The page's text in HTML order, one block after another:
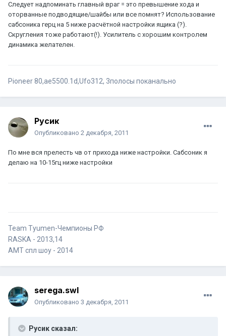
Следует надпоминать главный враг = это превышение хода и
оторванные подводящие/шайбы или все помнят? Использование
сабсоника герц на 5 ниже расчётной настройки ящика (?).
Скругления тоже работают(!). Усилитель с хорошим контролем
динамика желателен.
Pioneer 80,ае5500.1d,Ufo312, 3полосы поканально
Русик
Опубликовано 2 декабря, 2011
По мне вся прелесть чв от прихода ниже настройки. Сабсоник я
делаю на 10-15гц ниже настройки
Team Tyumen-Чемпионы РФ
RASKA - 2013,14
AMT спл шоу - 2014
serega.swl
Опубликовано 3 декабря, 2011
Русик сказал: